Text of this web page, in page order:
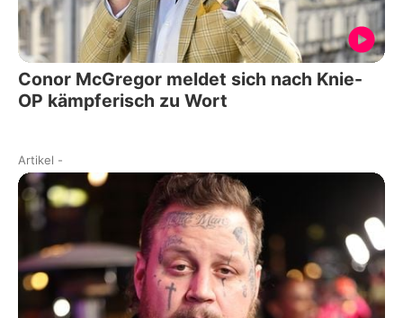
Conor McGregor meldet sich nach Knie-
OP kämpferisch zu Wort
Artikel -